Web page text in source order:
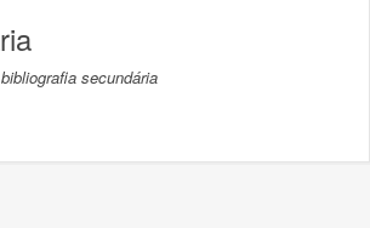
secundária